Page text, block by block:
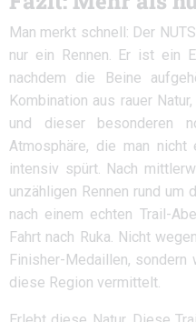
Man merkt schnell: Der
nur ein Rennen. Er ist ein
nachdem die Beine
Kombination aus rauer
und dieser besonderen
Atmosphäre, die man nicht
intensiv spürt. Nach
unzähligen Rennen rund um
nach einem echten Trail-
Fahrt nach Ruka. Nicht
Finisher-Medaillen,
diese Region vermittelt.